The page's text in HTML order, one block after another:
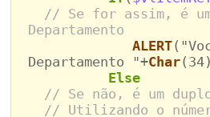
// Se for assim, é
Departamento
ALERT
Departamento "+Char
Else
// Se não, é um duplo
// Utilizando o